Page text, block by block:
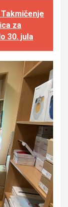
Takmičenje
za
30. jula